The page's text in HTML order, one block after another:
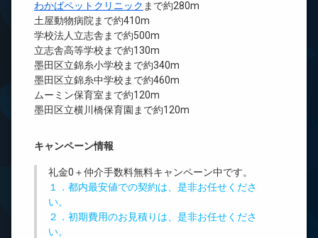
わかばペットクリニック まで約280m
土屋動物病院まで約410m
学校法人立志舎まで約500m
立志舎高等学校まで約130m
墨田区立錦糸小学校まで約340m
墨田区立錦糸中学校まで約460m
ムーミン保育室まで約120m
墨田区立横川橋保育園まで約120m
キャンペーン情報
礼金0 ＋仲介手数料無料キャンペーン中です。
１．都内最安値での契約は、是非お任せくださ
い。
２．初期費用のお見積りは、是非お任せくださ
い。